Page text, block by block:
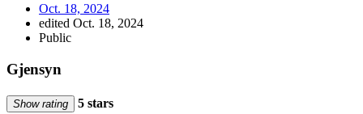
Oct. 18, 2024
edited Oct. 18, 2024
Public
Gjensyn
Show rating 5 stars